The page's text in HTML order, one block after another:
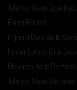
Talento Mexa Que
Flash Round
Imperdibles de la
Poder Latino Que
Mejores de la Semana
Talento Mexa Semanal